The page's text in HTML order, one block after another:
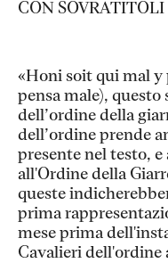
CON SOVRATITOLI
«Honi soit qui mal y
pensa male), questo
dell’ordine della
dell’ordine prende
presente nel testo,
all'Ordine della
queste
prima
mese prima
Cavalieri dell'ordine